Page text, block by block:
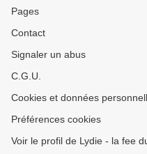
Pages
Contact
Signaler un abus
C.G.U.
Cookies et données
Préférences cookies
Voir le profil de Lydie - la fee